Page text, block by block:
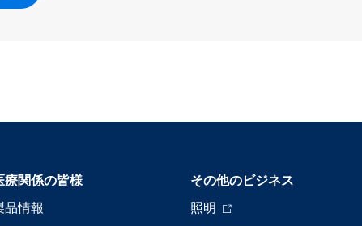
療関係の皆様
品情報
その他のビジネス
照明